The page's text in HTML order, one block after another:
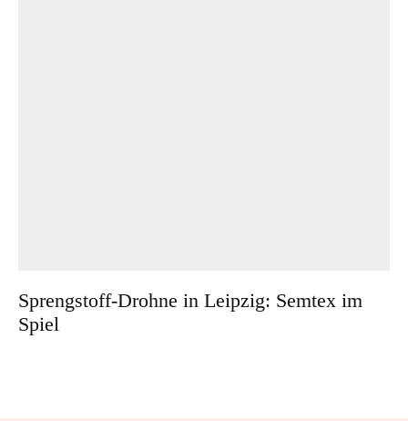
Sprengstoff-Drohne in Leipzig: Semtex im
Spiel